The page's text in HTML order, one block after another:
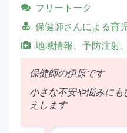
フリートーク
保健師さんによる育
地域情報、予防注射
保健師の伊原です
小さな不安や悩みに
えします